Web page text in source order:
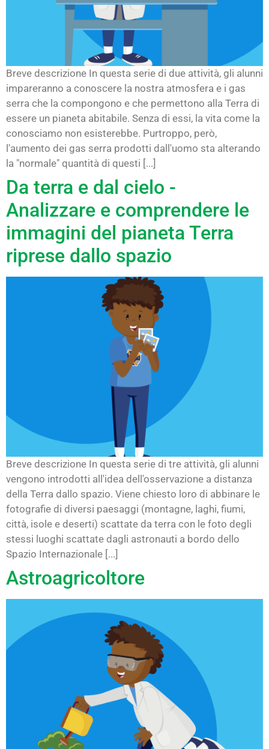
Breve descrizione In questa serie di due attività, gli alunni
impareranno a conoscere la nostra atmosfera e i gas
serra che la compongono e che permettono alla Terra di
essere un pianeta abitabile. Senza di essi, la vita come la
conosciamo non esisterebbe. Purtroppo, però,
l'aumento dei gas serra prodotti dall'uomo sta alterando
la "normale" quantità di questi [...]
Da terra e dal cielo -
Analizzare e comprendere le
immagini del pianeta Terra
riprese dallo spazio
Breve descrizione In questa serie di tre attività, gli alunni
vengono introdotti all'idea dell'osservazione a distanza
della Terra dallo spazio. Viene chiesto loro di abbinare le
fotografie di diversi paesaggi (montagne, laghi, fiumi,
città, isole e deserti) scattate da terra con le foto degli
stessi luoghi scattate dagli astronauti a bordo dello
Spazio Internazionale [...]
Astroagricoltore